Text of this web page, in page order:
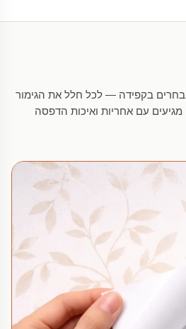
בקפידה — לכל חלל את הגימור
עם אחריות ואיכות הדפסה